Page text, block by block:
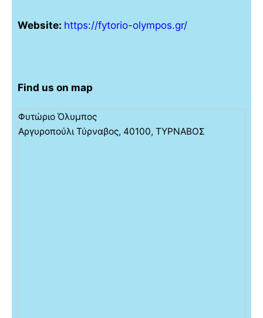
Website: https://fytorio-olympos.gr/
Find us on map
Φυτώριο Όλυμπος
Αργυροπούλι Τύρναβος, 40100, ΤΥΡΝΑΒΟΣ